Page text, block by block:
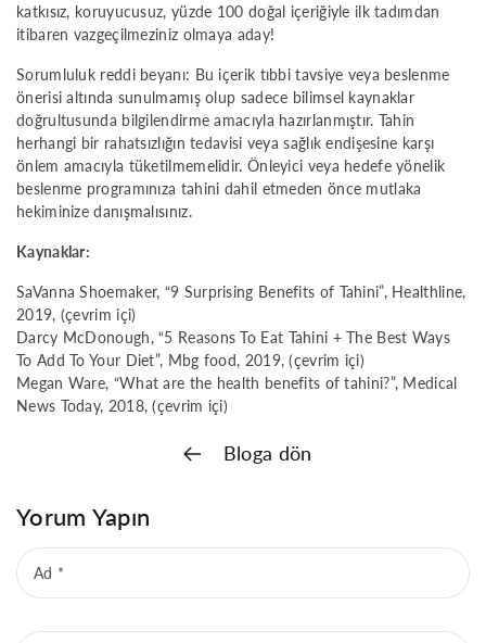
katkısız, koruyucusuz, yüzde 100 doğal içeriğiyle ilk tadımdan
itibaren vazgeçilmeziniz olmaya aday!
Sorumluluk reddi beyanı: Bu içerik tıbbi tavsiye veya beslenme
önerisi altında sunulmamış olup sadece bilimsel kaynaklar
doğrultusunda bilgilendirme amacıyla hazırlanmıştır. Tahin
herhangi bir rahatsızlığın tedavisi veya sağlık endişesine karşı
önlem amacıyla tüketilmemelidir. Önleyici veya hedefe yönelik
beslenme programınıza tahini dahil etmeden önce mutlaka
hekiminize danışmalısınız.
Kaynaklar:
SaVanna Shoemaker, “9 Surprising Benefits of Tahini”, Healthline,
2019, (çevrim içi)
Darcy McDonough, “5 Reasons To Eat Tahini + The Best Ways
To Add To Your Diet”, Mbg food, 2019, (çevrim içi)
Megan Ware, “What are the health benefits of tahini?”, Medical
News Today, 2018, (çevrim içi)
Bloga dön
Yorum Yapın
Ad *